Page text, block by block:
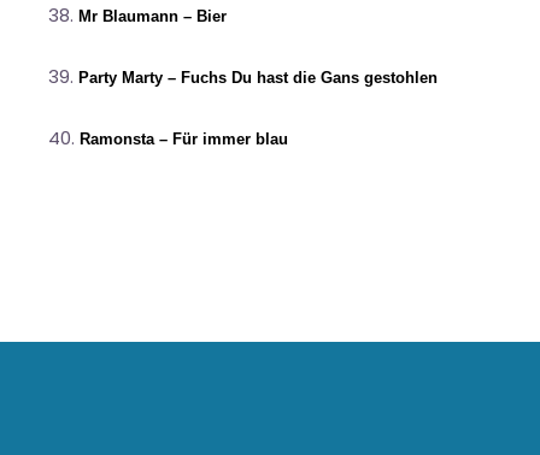
Mr Blaumann – Bier
Party Marty – Fuchs Du hast die Gans gestohlen
Ramonsta – Für immer blau